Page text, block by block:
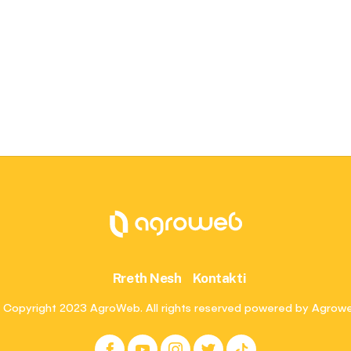
Rreth Nesh Kontakti
2023 AgroWeb. All rights reserved powered by